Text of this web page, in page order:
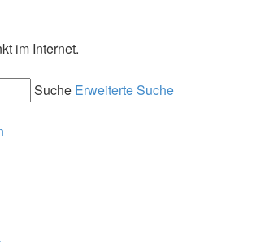
im Internet.
Suche Erweiterte Suche